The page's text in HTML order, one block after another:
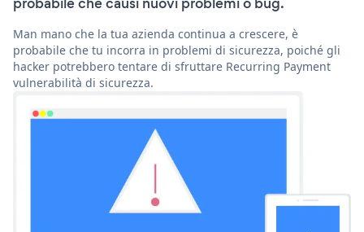
Man mano che la tua azienda continua a crescere, è
probabile che tu incorra in problemi di sicurezza, poiché gli
hacker potrebbero tentare di sfruttare Recurring Payment
vulnerabilità di sicurezza.